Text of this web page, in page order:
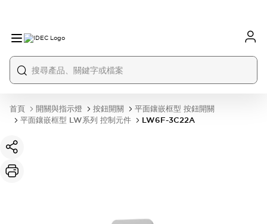
首頁 開關與指示燈 按鈕開關
平面鑲嵌框型 按鈕開關
平面鑲嵌框型 LW系列 控制元件
LW6F-3C22A